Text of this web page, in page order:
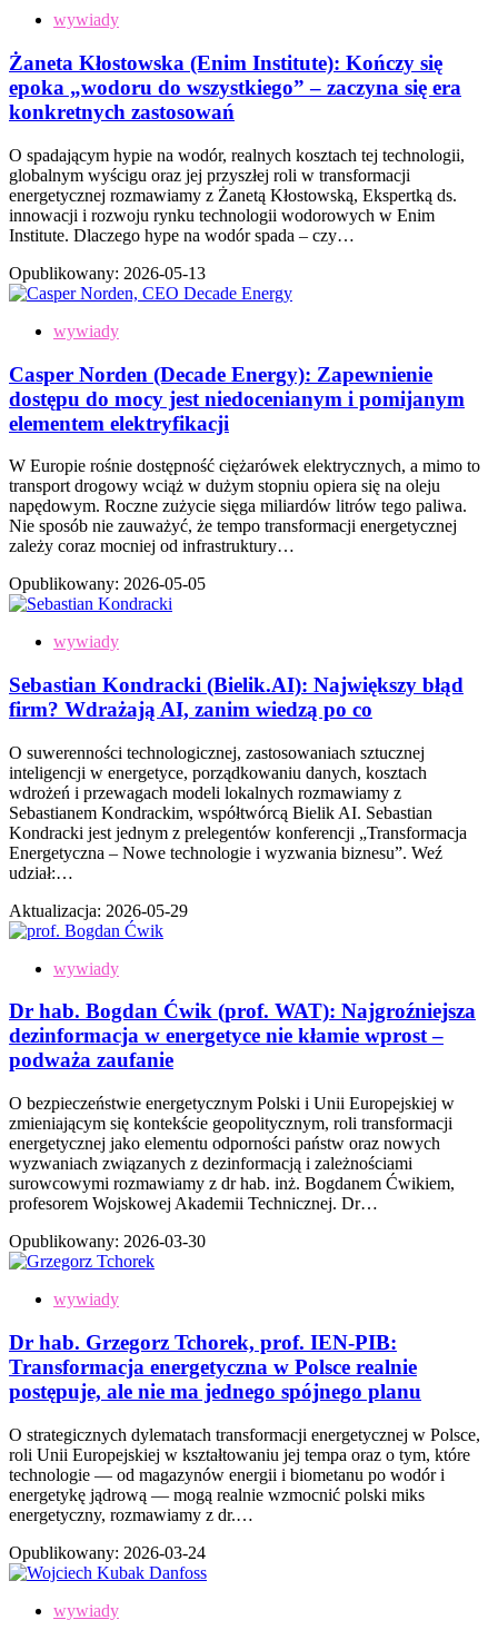
wywiady
Żaneta Kłostowska (Enim Institute): Kończy się
epoka „wodoru do wszystkiego” – zaczyna się era
konkretnych zastosowań
O spadającym hypie na wodór, realnych kosztach tej technologii,
globalnym wyścigu oraz jej przyszłej roli w transformacji
energetycznej rozmawiamy z Żanetą Kłostowską, Ekspertką ds.
innowacji i rozwoju rynku technologii wodorowych w Enim
Institute. Dlaczego hype na wodór spada – czy…
Opublikowany: 2026-05-13
wywiady
Casper Norden (Decade Energy): Zapewnienie
dostępu do mocy jest niedocenianym i pomijanym
elementem elektryfikacji
W Europie rośnie dostępność ciężarówek elektrycznych, a mimo to
transport drogowy wciąż w dużym stopniu opiera się na oleju
napędowym. Roczne zużycie sięga miliardów litrów tego paliwa.
Nie sposób nie zauważyć, że tempo transformacji energetycznej
zależy coraz mocniej od infrastruktury…
Opublikowany: 2026-05-05
wywiady
Sebastian Kondracki (Bielik.AI): Największy błąd
firm? Wdrażają AI, zanim wiedzą po co
O suwerenności technologicznej, zastosowaniach sztucznej
inteligencji w energetyce, porządkowaniu danych, kosztach
wdrożeń i przewagach modeli lokalnych rozmawiamy z
Sebastianem Kondrackim, współtwórcą Bielik AI. Sebastian
Kondracki jest jednym z prelegentów konferencji „Transformacja
Energetyczna – Nowe technologie i wyzwania biznesu”. Weź
udział:…
Aktualizacja: 2026-05-29
wywiady
Dr hab. Bogdan Ćwik (prof. WAT): Najgroźniejsza
dezinformacja w energetyce nie kłamie wprost –
podważa zaufanie
O bezpieczeństwie energetycznym Polski i Unii Europejskiej w
zmieniającym się kontekście geopolitycznym, roli transformacji
energetycznej jako elementu odporności państw oraz nowych
wyzwaniach związanych z dezinformacją i zależnościami
surowcowymi rozmawiamy z dr hab. inż. Bogdanem Ćwikiem,
profesorem Wojskowej Akademii Technicznej. Dr…
Opublikowany: 2026-03-30
wywiady
Dr hab. Grzegorz Tchorek, prof. IEN-PIB:
Transformacja energetyczna w Polsce realnie
postępuje, ale nie ma jednego spójnego planu
O strategicznych dylematach transformacji energetycznej w Polsce,
roli Unii Europejskiej w kształtowaniu jej tempa oraz o tym, które
technologie — od magazynów energii i biometanu po wodór i
energetykę jądrową — mogą realnie wzmocnić polski miks
energetyczny, rozmawiamy z dr.…
Opublikowany: 2026-03-24
wywiady